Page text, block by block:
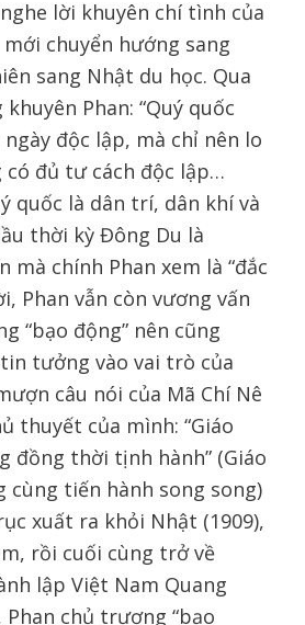
lời khuyên chí tình của
chuyển hướng sang
sang Nhật du học. Qua
Phan: “Quý quốc
độc lập, mà chỉ nên lo
có đủ tư cách độc lập…
quốc là dân trí, dân khí và
thời kỳ Đông Du là
mà chính Phan xem là “đắc
Phan vẫn còn vương vấn
“bạo động” nên cũng
tưởng vào vai trò của
câu nói của Mã Chí Nê
thuyết của mình: “Giáo
đồng thời tịnh hành” (Giáo
cùng tiến hành song song)
xuất ra khỏi Nhật (1909),
rồi cuối cùng trở về
lập Việt Nam Quang
Phan chủ trương “bạo